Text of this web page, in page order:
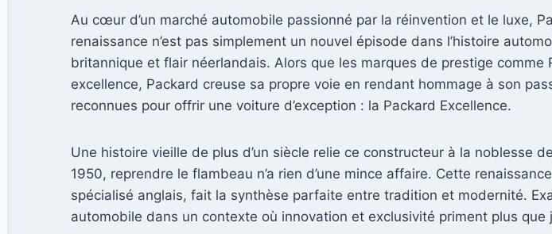
Au cœur d’un marché automobile passionné par la réinvention et le luxe,
renaissance n’est pas simplement un nouvel épisode dans l’histoire
britannique et flair néerlandais. Alors que les marques de prestige
excellence, Packard creuse sa propre voie en rendant hommage à son
reconnues pour offrir une voiture d’exception : la Packard Excellence.
Une histoire vieille de plus d’un siècle relie ce constructeur à la noblesse
1950, reprendre le flambeau n’a rien d’une mince affaire. Cette
spécialisé anglais, fait la synthèse parfaite entre tradition et modernité.
automobile dans un contexte où innovation et exclusivité priment plus que